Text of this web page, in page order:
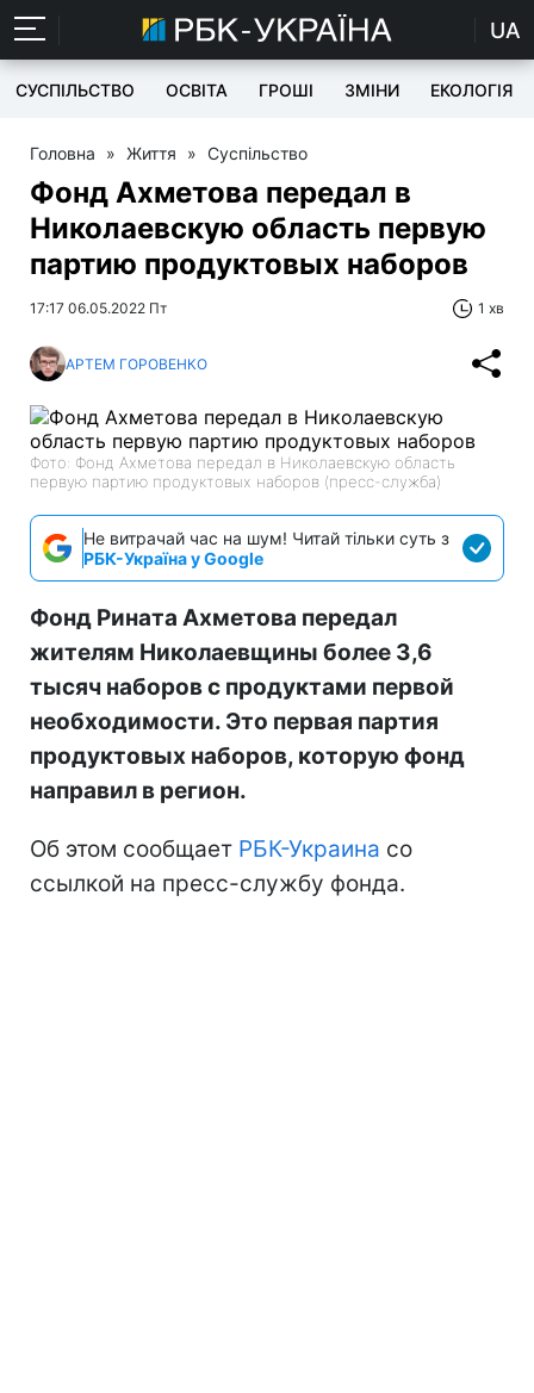
UA
СУСПІЛЬСТВО ОСВІТА ГРОШІ ЗМІНИ ЕКОЛОГІЯ
Головна » Життя » Суспільство
Фонд Ахметова передал в
Николаевскую область первую
партию продуктовых наборов
17:17 06.05.2022 Пт 1 хв
АРТЕМ ГОРОВЕНКО
Фото: Фонд Ахметова передал в Николаевскую область
первую партию продуктовых наборов (пресс-служба)
Не витрачай час на шум! Читай тільки суть з
РБК-Україна у Google
Фонд Рината Ахметова передал
жителям Николаевщины более 3,6
тысяч наборов с продуктами первой
необходимости. Это первая партия
продуктовых наборов, которую фонд
направил в регион.
Об этом сообщает РБК-Украина со
ссылкой на пресс-службу фонда.